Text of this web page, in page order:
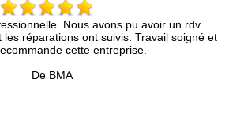
avons pu avoir un rdv
ont suivis. Travail soigné et
cette entreprise.
Très bon
partie du